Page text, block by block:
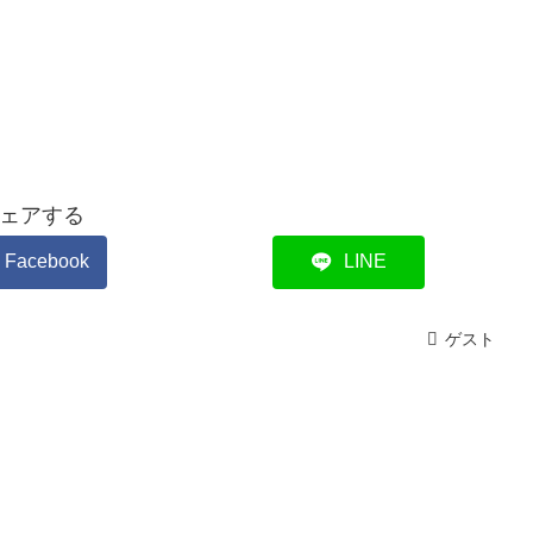
アする
Facebook LINE
ゲスト